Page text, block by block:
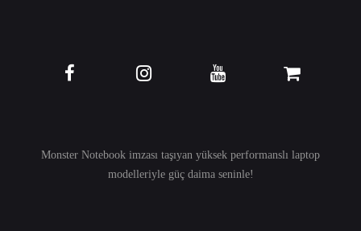
Monster Notebook imzası taşıyan yüksek performanslı laptop
modelleriyle güç daima seninle!